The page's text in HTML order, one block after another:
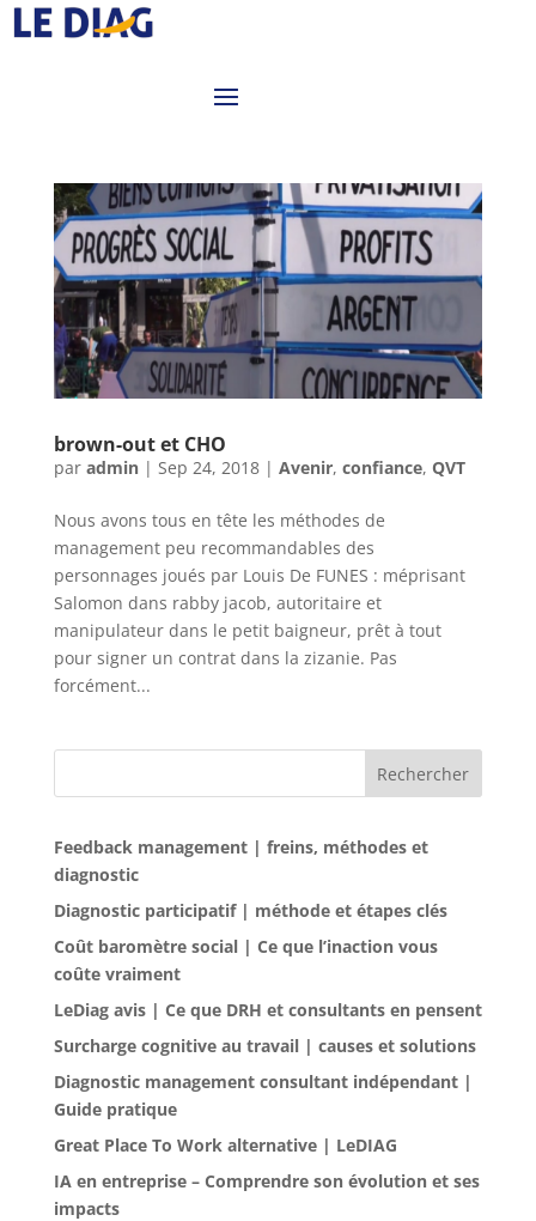
brown-out et CHO
par admin| Sep 24, 2018| Avenir, confiance, QVT
Nous avons tous en tête les méthodes de
management peu recommandables des
personnages joués par Louis De FUNES : méprisant
Salomon dans rabby jacob, autoritaire et
manipulateur dans le petit baigneur, prêt à tout
pour signer un contrat dans la zizanie. Pas
forcément...
Rechercher
Feedback management | freins, méthodes et
diagnostic
Diagnostic participatif | méthode et étapes clés
Coût baromètre social | Ce que l’inaction vous
coûte vraiment
LeDiag avis | Ce que DRH et consultants en pensent
Surcharge cognitive au travail | causes et solutions
Diagnostic management consultant indépendant |
Guide pratique
Great Place To Work alternative | LeDIAG
IA en entreprise – Comprendre son évolution et ses
impacts